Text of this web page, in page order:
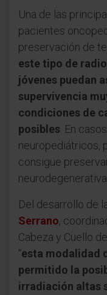
Una de las
pacientes
preservación de
este tipo de
jóvenes puedan
supervivencia
condiciones de
posibles . En
neuropediátricos,
consigue
Del desarrollo de
Serrano,
Cabeza y Cuello
“esta modalidad
permitido la
irradiación altas